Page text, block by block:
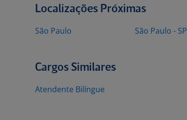
Localizações Próximas
São Paulo São Paulo - SP
Cargos Similares
Atendente Bilíngue